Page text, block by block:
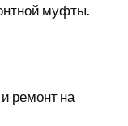
муфты.
ремонт на